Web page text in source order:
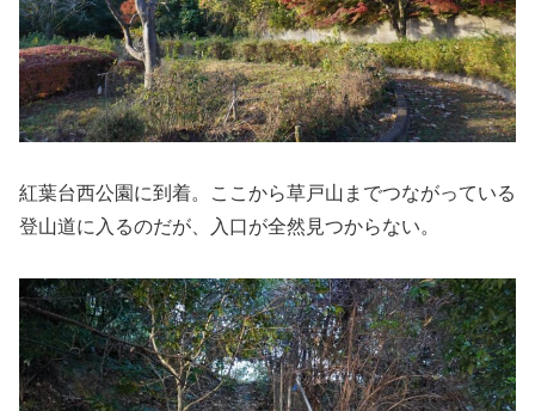
紅葉台西公園に到着。ここから草戸山までつながっている
登山道に入るのだが、入口が全然見つからない。